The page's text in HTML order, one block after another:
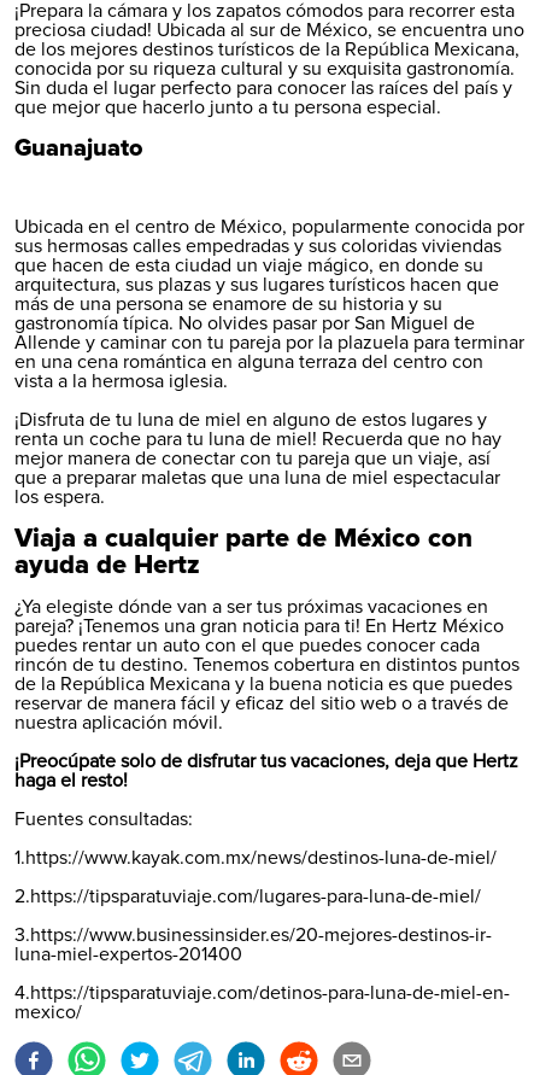
¡Prepara la cámara y los zapatos cómodos para recorrer esta
preciosa ciudad! Ubicada al sur de México, se encuentra uno
de los mejores destinos turísticos de la República Mexicana,
conocida por su riqueza cultural y su exquisita gastronomía.
Sin duda el lugar perfecto para conocer las raíces del país y
que mejor que hacerlo junto a tu persona especial.
Guanajuato
Ubicada en el centro de México, popularmente conocida por
sus hermosas calles empedradas y sus coloridas viviendas
que hacen de esta ciudad un viaje mágico, en donde su
arquitectura, sus plazas y sus lugares turísticos hacen que
más de una persona se enamore de su historia y su
gastronomía típica. No olvides pasar por San Miguel de
Allende y caminar con tu pareja por la plazuela para terminar
en una cena romántica en alguna terraza del centro con
vista a la hermosa iglesia.
¡Disfruta de tu luna de miel en alguno de estos lugares y
renta un coche para tu luna de miel ! Recuerda que no hay
mejor manera de conectar con tu pareja que un viaje, así
que a preparar maletas que una luna de miel espectacular
los espera.
Viaja a cualquier parte de México con
ayuda de Hertz
¿Ya elegiste dónde van a ser tus próximas vacaciones en
pareja? ¡Tenemos una gran noticia para ti! En Hertz México
puedes rentar un auto con el que puedes conocer cada
rincón de tu destino. Tenemos cobertura en distintos puntos
de la República Mexicana y la buena noticia es que puedes
reservar de manera fácil y eficaz del sitio web o a través de
nuestra aplicación móvil.
¡Preocúpate solo de disfrutar tus vacaciones, deja que Hertz
haga el resto!
Fuentes consultadas:
1.https://www.kayak.com.mx/news/destinos-luna-de-miel/
2.https://tipsparatuviaje.com/lugares-para-luna-de-miel/
3.https://www.businessinsider.es/20-mejores-destinos-ir-
luna-miel-expertos-201400
4.https://tipsparatuviaje.com/detinos-para-luna-de-miel-en-
mexico/